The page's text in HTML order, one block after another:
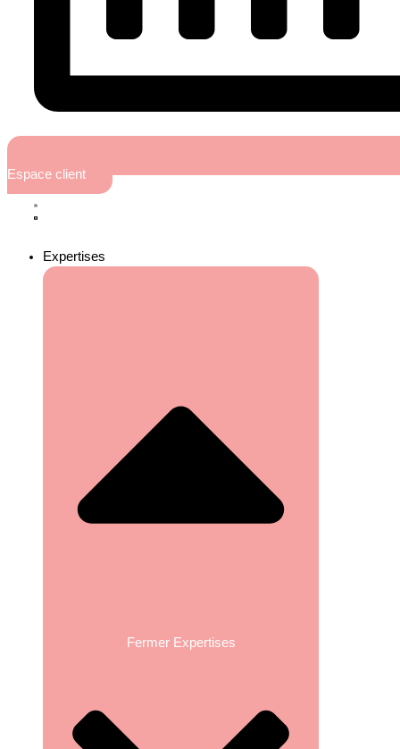
Espace client
Expertises
Fermer Expertises